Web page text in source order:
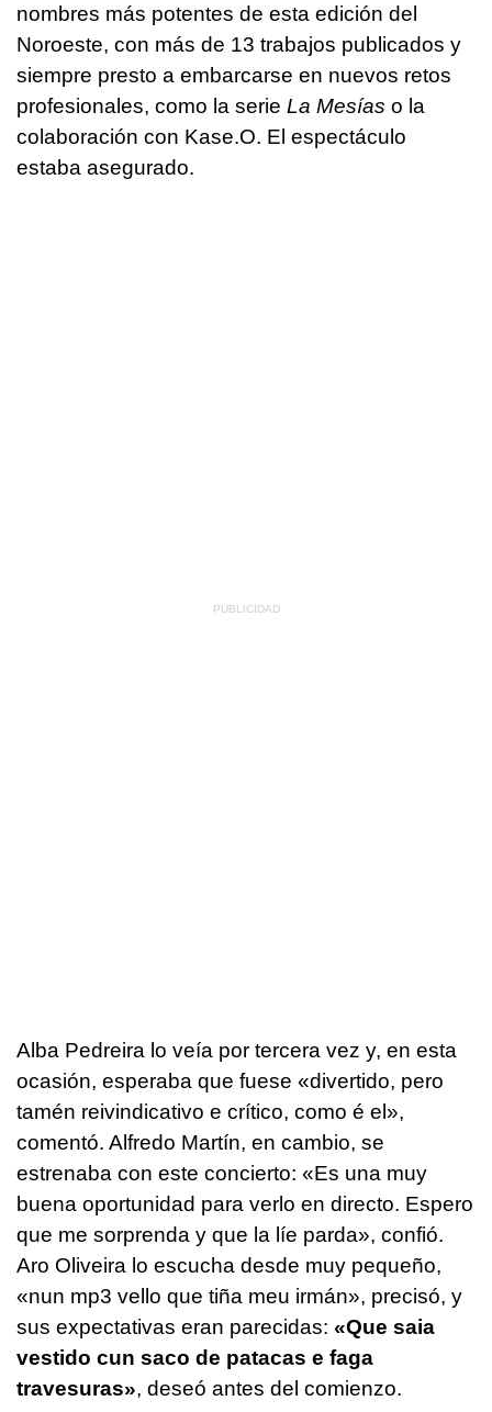
nombres más potentes de esta edición del
Noroeste, con más de 13 trabajos publicados y
siempre presto a embarcarse en nuevos retos
profesionales, como la serie La Mesías o la
colaboración con Kase.O. El espectáculo
estaba asegurado.
Alba Pedreira lo veía por tercera vez y, en esta
ocasión, esperaba que fuese «divertido, pero
tamén reivindicativo e crítico, como é el»,
comentó. Alfredo Martín, en cambio, se
estrenaba con este concierto: «Es una muy
buena oportunidad para verlo en directo. Espero
que me sorprenda y que la líe parda», confió.
Aro Oliveira lo escucha desde muy pequeño,
«nun mp3 vello que tiña meu irmán», precisó, y
sus expectativas eran parecidas: «Que saia
vestido cun saco de patacas e faga
travesuras», deseó antes del comienzo.